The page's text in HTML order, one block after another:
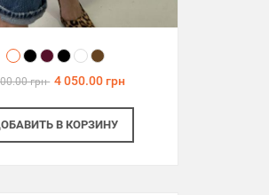
грн 4 050.00 грн
В КОРЗИНУ